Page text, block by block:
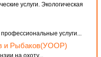
услуги. Экологическая
услуги...
и Рыбаков(УООР)
на охоту...